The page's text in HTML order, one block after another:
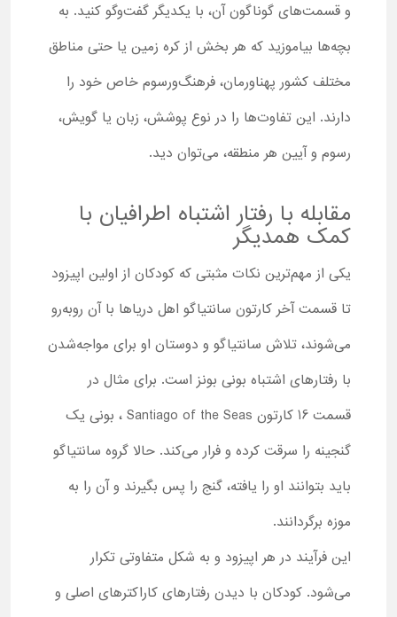
و قسمت‌های گوناگون آن، با یکدیگر گفت‌وگو کنید. به
بچه‌ها بیاموزید که هر بخش از کره زمین یا حتی مناطق
مختلف کشور پهناورمان، فرهنگ‌ورسوم خاص خود را
دارند. این تفاوت‌ها را در نوع پوشش، زبان یا گویش،
رسوم و آیین هر منطقه، می‌توان دید.
مقابله با رفتار اشتباه اطرافیان با
کمک همدیگر
یکی از مهم‌ترین نکات مثبتی که کودکان از اولین اپیزود
تا قسمت آخر کارتون سانتیاگو اهل دریاها با آن روبه‌رو
می‌شوند، تلاش سانتیاگو و دوستان او برای مواجه‌شدن
با رفتارهای اشتباه بونی بونز است. برای مثال در
قسمت 16 کارتون Santiago of the Seas ، بونی یک
گنجینه را سرقت کرده و فرار می‌کند. حالا گروه سانتیاگو
باید بتوانند او را یافته، گنج را پس بگیرند و آن را به
موزه برگردانند.
این فرآیند در هر اپیزود و به شکل متفاوتی تکرار
می‌شود. کودکان با دیدن رفتارهای کاراکترهای اصلی و